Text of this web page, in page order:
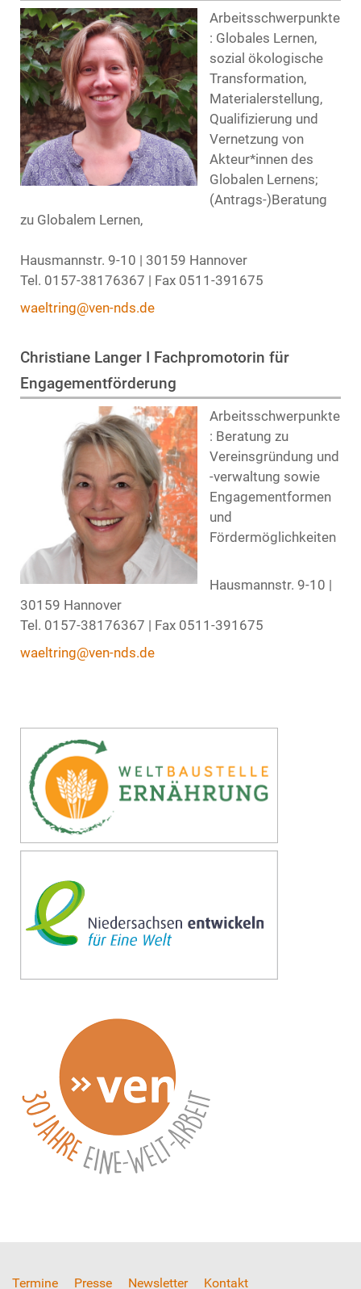
Arbeitsschwerpunkte
: Globales Lernen,
sozial ökologische
Transformation,
Materialerstellung,
Qualifizierung und
Vernetzung von
Akteur*innen des
Globalen Lernens;
(Antrags-)Beratung
zu Globalem Lernen,
Hausmannstr. 9-10 | 30159 Hannover
Tel. 0157-38176367 | Fax 0511-391675
waeltring@ven-nds.de
Christiane Langer I Fachpromotorin für
Engagementförderung
Arbeitsschwerpunkte
: Beratung zu
Vereinsgründung und
-verwaltung sowie
Engagementformen
und
Fördermöglichkeiten
Hausmannstr. 9-10 |
30159 Hannover
Tel. 0157-38176367 | Fax 0511-391675
waeltring@ven-nds.de
Termine Presse Newsletter Kontakt